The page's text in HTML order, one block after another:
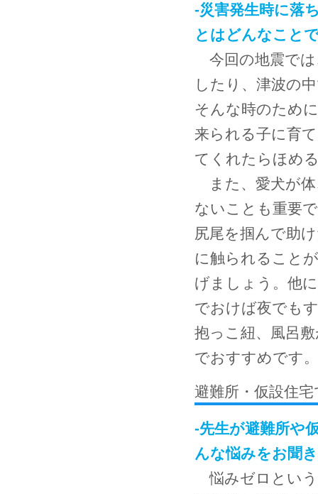
-災害発生時に落
とはどんなこと
今回の地震では
したり、津波の
そんな時のため
来られる子に育
てくれたらほめ
また、愛犬が体
ないことも重要
尻尾を掴んで助
に触られること
げましょう。他
でおけば夜でも
抱っこ紐、風呂
でおすすめです。
避難所・仮設住
-先生が避難所や
んな悩みをお聞
悩みゼロとい